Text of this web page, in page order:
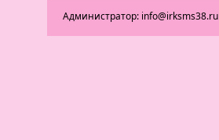
Администратор: info@irksms38.ru